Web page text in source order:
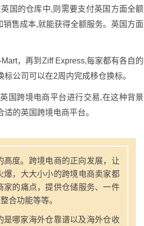
国的仓库中,则需要支付英国方面全额
售成本,就能获得全额服务。英国方面
，再到Ziff Express,每家都有各自的
公司可以在2周内完成移仓换标。
国跨境电商平台进行交易,在这种背景
的英国跨境电商平台。
度。跨境电商的正向发展，让
爆，大大小小的跨境电商卖家都
的痛点，提供仓储服务、一件
合功能等等。
哪家海外仓靠谱以及海外仓收